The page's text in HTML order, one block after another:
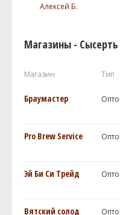
Алексей Б.
Магазины - Сысерть
Магазин Тип
Браумастер
Pro Brew Service
Эй Би Си Трейд
Вятский солод